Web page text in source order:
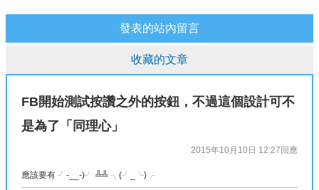
發表的站內留言
收藏的文章
FB開始測試按讚之外的按鈕，不過這個設計可不
是為了「同理心」
2015年10月10日 12:27 回應
應該要有 ╯-__-)╯ ╩╩ ╮(╯_╰)╭